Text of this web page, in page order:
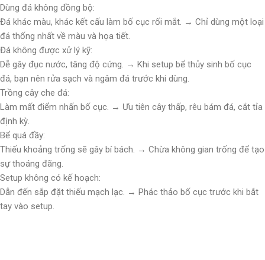
Dùng đá không đồng bộ:
Đá khác màu, khác kết cấu làm bố cục rối mắt. → Chỉ dùng một loại
đá thống nhất về màu và họa tiết.
Đá không được xử lý kỹ:
Dễ gây đục nước, tăng độ cứng. → Khi setup bể thủy sinh bố cục
đá, bạn nên rửa sạch và ngâm đá trước khi dùng.
Trồng cây che đá:
Làm mất điểm nhấn bố cục. → Ưu tiên cây thấp, rêu bám đá, cắt tỉa
định kỳ.
Bể quá đầy:
Thiếu khoảng trống sẽ gây bí bách. → Chừa không gian trống để tạo
sự thoáng đãng.
Setup không có kế hoạch:
Dẫn đến sắp đặt thiếu mạch lạc. → Phác thảo bố cục trước khi bắt
tay vào setup.